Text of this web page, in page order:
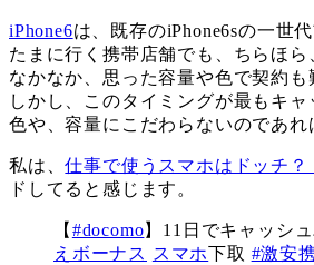
iPhone6は、既存のiPhone6sの一世
たまに行く携帯店舗でも、ちらほら
なかなか、思った容量や色で契約も
しかし、このタイミングが最もキ
色や、容量にこだわらないのであ
私は、仕事で使うスマホはドッチ
ドしてると感じます。
【 #docomo】11日でキャッシ
えボーナス スマホ下取 #激安